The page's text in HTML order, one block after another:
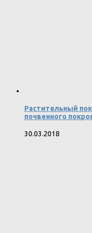
Растительный
почвенного
30.03.2018